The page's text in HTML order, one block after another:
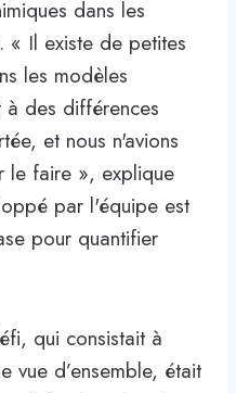
dans les
« Il existe de petites
les modèles
à des différences
et nous n'avions
le faire », explique
par l'équipe est
pour quantifier
qui consistait à
vue d’ensemble, était